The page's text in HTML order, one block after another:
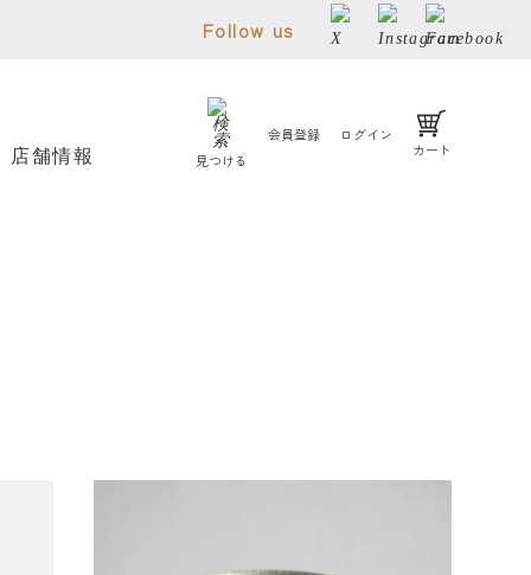
Follow us
店舗情報 見つける
会員登録
ログイン
カート